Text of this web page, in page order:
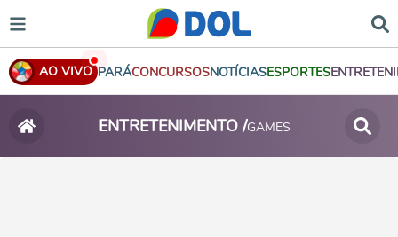
AO VIVO PARÁCONCURSOSNOTÍCIASESPORTES
ENTRETENIMENTO /GAMES